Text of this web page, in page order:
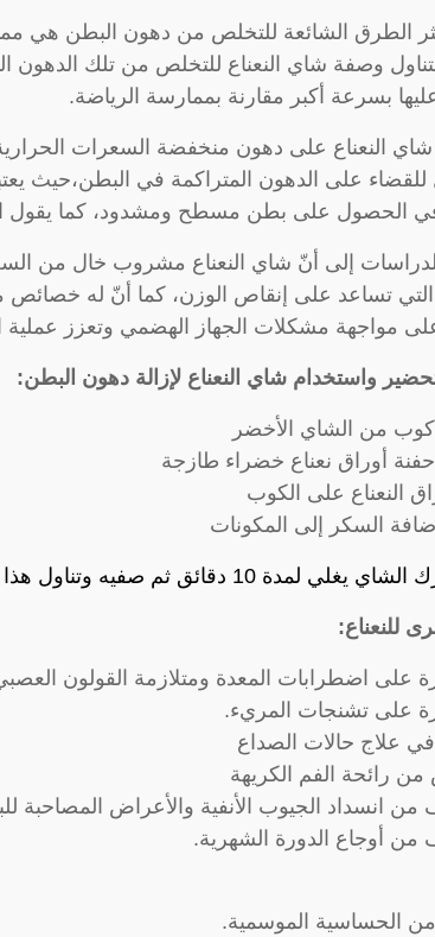
الطرق الشائعة للتخلص من دهون البطن هي
وصفة شاي النعناع للتخلص من تلك الدهون
بسرعة أكبر مقارنة بممارسة الرياضة.
النعناع على دهون منخفضة السعرات
على الدهون المتراكمة في البطن،حيث
الحصول على بطن مسطح ومشدود، كما يقول
إلى أنّ شاي النعناع مشروب خال من
التي تساعد على إنقاص الوزن، كما أنّ له خصائص
مواجهة مشكلات الجهاز الهضمي وتعزز عملية
واستخدام شاي النعناع لإزالة دهون البطن:
من الشاي الأخضر
أوراق نعناع خضراء طازجة
النعناع على الكوب
السكر إلى المكونات
يغلي لمدة 10 دقائق ثم صفيه وتناول هذا المشروب بعد كل وجبة تأكلها.
للنعناع:
على اضطرابات المعدة ومتلازمة القولون
على تشنجات المريء.
علاج حالات الصداع
رائحة الفم الكريهة
من انسداد الجيوب الأنفية والأعراض المصاحبة
من أوجاع الدورة الشهرية.
الحساسية الموسمية.